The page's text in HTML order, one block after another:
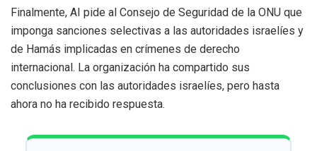
Finalmente, AI pide al Consejo de Seguridad de la ONU que
imponga sanciones selectivas a las autoridades israelíes y
de Hamás implicadas en crímenes de derecho
internacional. La organización ha compartido sus
conclusiones con las autoridades israelíes, pero hasta
ahora no ha recibido respuesta.